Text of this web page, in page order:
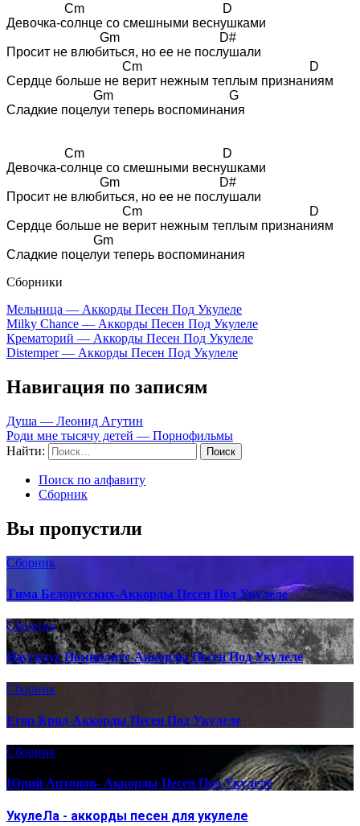
                  Cm                                           D
Девочка-солнце со смешными веснушками
                             Gm                               D#
Просит не влюбиться, но ее не послушали
                                    Cm                                                    D
Сердце больше не верит нежным теплым признаниям
                           Gm                                    G
Сладкие поцелуи теперь воспоминания
                  Cm                                           D
Девочка-солнце со смешными веснушками
                             Gm                               D#
Просит не влюбиться, но ее не послушали
                                    Cm                                                    D
Сердце больше не верит нежным теплым признаниям
                           Gm
Сборники
Мельница — Аккорды Песен Под Укулеле
Milky Chance — Аккорды Песен Под Укулеле
Крематорий — Аккорды Песен Под Укулеле
Distemper — Аккорды Песен Под Укулеле
Навигация по записям
Душа — Леонид Агутин
Роди мне тысячу детей — Порнофильмы
Найти:
Поиск по алфавиту
Сборник
Вы пропустили
Сборник
Тима Белорусских-Аккорды Песен Под Укулеле
Сборник
Наутилус Помпилиус-Аккорды Песен Под Укулеле
Сборник
Егор Крид-Аккорды Песен Под Укулеле
Сборник
Юрий Антонов- Аккорды Песен Под Укулеле
УкулеЛа - аккорды песен для укулеле